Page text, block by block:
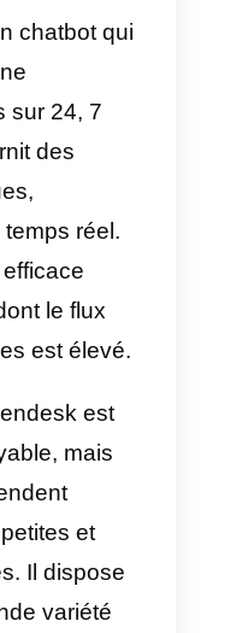
et
iOS et Android
à WhatsApp
multi-
qui
partie des